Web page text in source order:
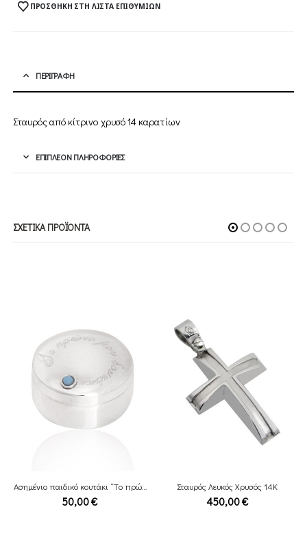
ΠΡΟΣΘΉΚΗ ΣΤΗ ΛΊΣΤΑ ΕΠΙΘΥΜΙΏΝ
ΠΕΡΙΓΡΑΦΉ
Σταυρός από κίτρινο χρυσό 14 καρατίων
ΕΠΙΠΛΈΟΝ ΠΛΗΡΟΦΟΡΊΕΣ
ΣΧΕΤΙΚΆ ΠΡΟΪΌΝΤΑ
Ασημένιο παιδικό κουτάκι “Tο πρώτο μου δοντάκι”
50,00€
Σταυρός Λευκός Χρυσός 14Κ
450,00€